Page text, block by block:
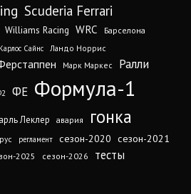
Scuderia Ferrari
Williams Racing WRC
Барселона
Карлос Сайнс Ландо Норрис
Марк Маркес Ралли
ФЕ Формула-1
Леклер авария гонка
регламент сезон-2020 сезон-2021
2025 сезон-2026 тесты